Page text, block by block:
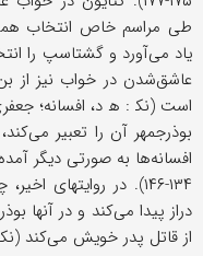
طی مراسم خاص انتخاب
عاشق‌شدن در خواب نیز از
است (نک‍ : ه‍ د، افسانه؛
بوذرجمهر آن را تعبیر
افسانه‌ها به صورتی دیگر
۱۳۴-۱۴۶). در روایتهای
دراز پیدا می‌کند و در آنها
از قاتل پدر خویش می‌کند (نک‍ :